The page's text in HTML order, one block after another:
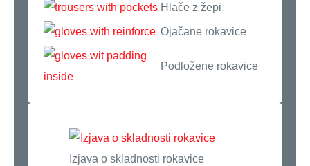
Hlače z žepi
Ojačane rokavice
Podložene rokavice
Izjava o skladnosti rokavice